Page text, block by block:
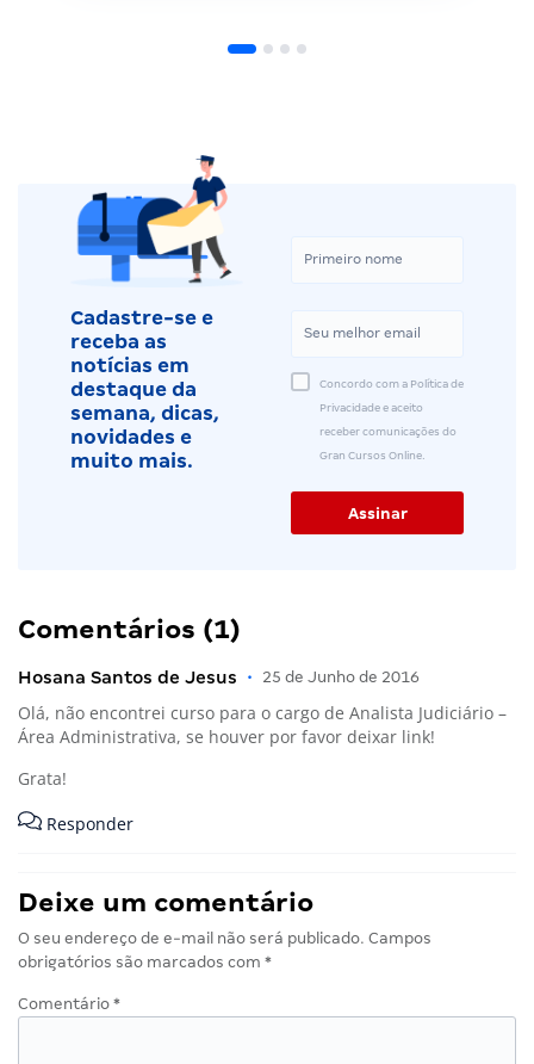
Cadastre-se e
receba as
notícias em
destaque da
semana, dicas,
novidades e
muito mais.
Concordo com a Política de
Privacidade e aceito
receber comunicações do
Gran Cursos Online.
Comentários (1)
Hosana Santos de Jesus • 25 de Junho de 2016
Olá, não encontrei curso para o cargo de Analista Judiciário –
Área Administrativa, se houver por favor deixar link!
Grata!
Responder
Deixe um comentário
O seu endereço de e-mail não será publicado. Campos
obrigatórios são marcados com *
Comentário *